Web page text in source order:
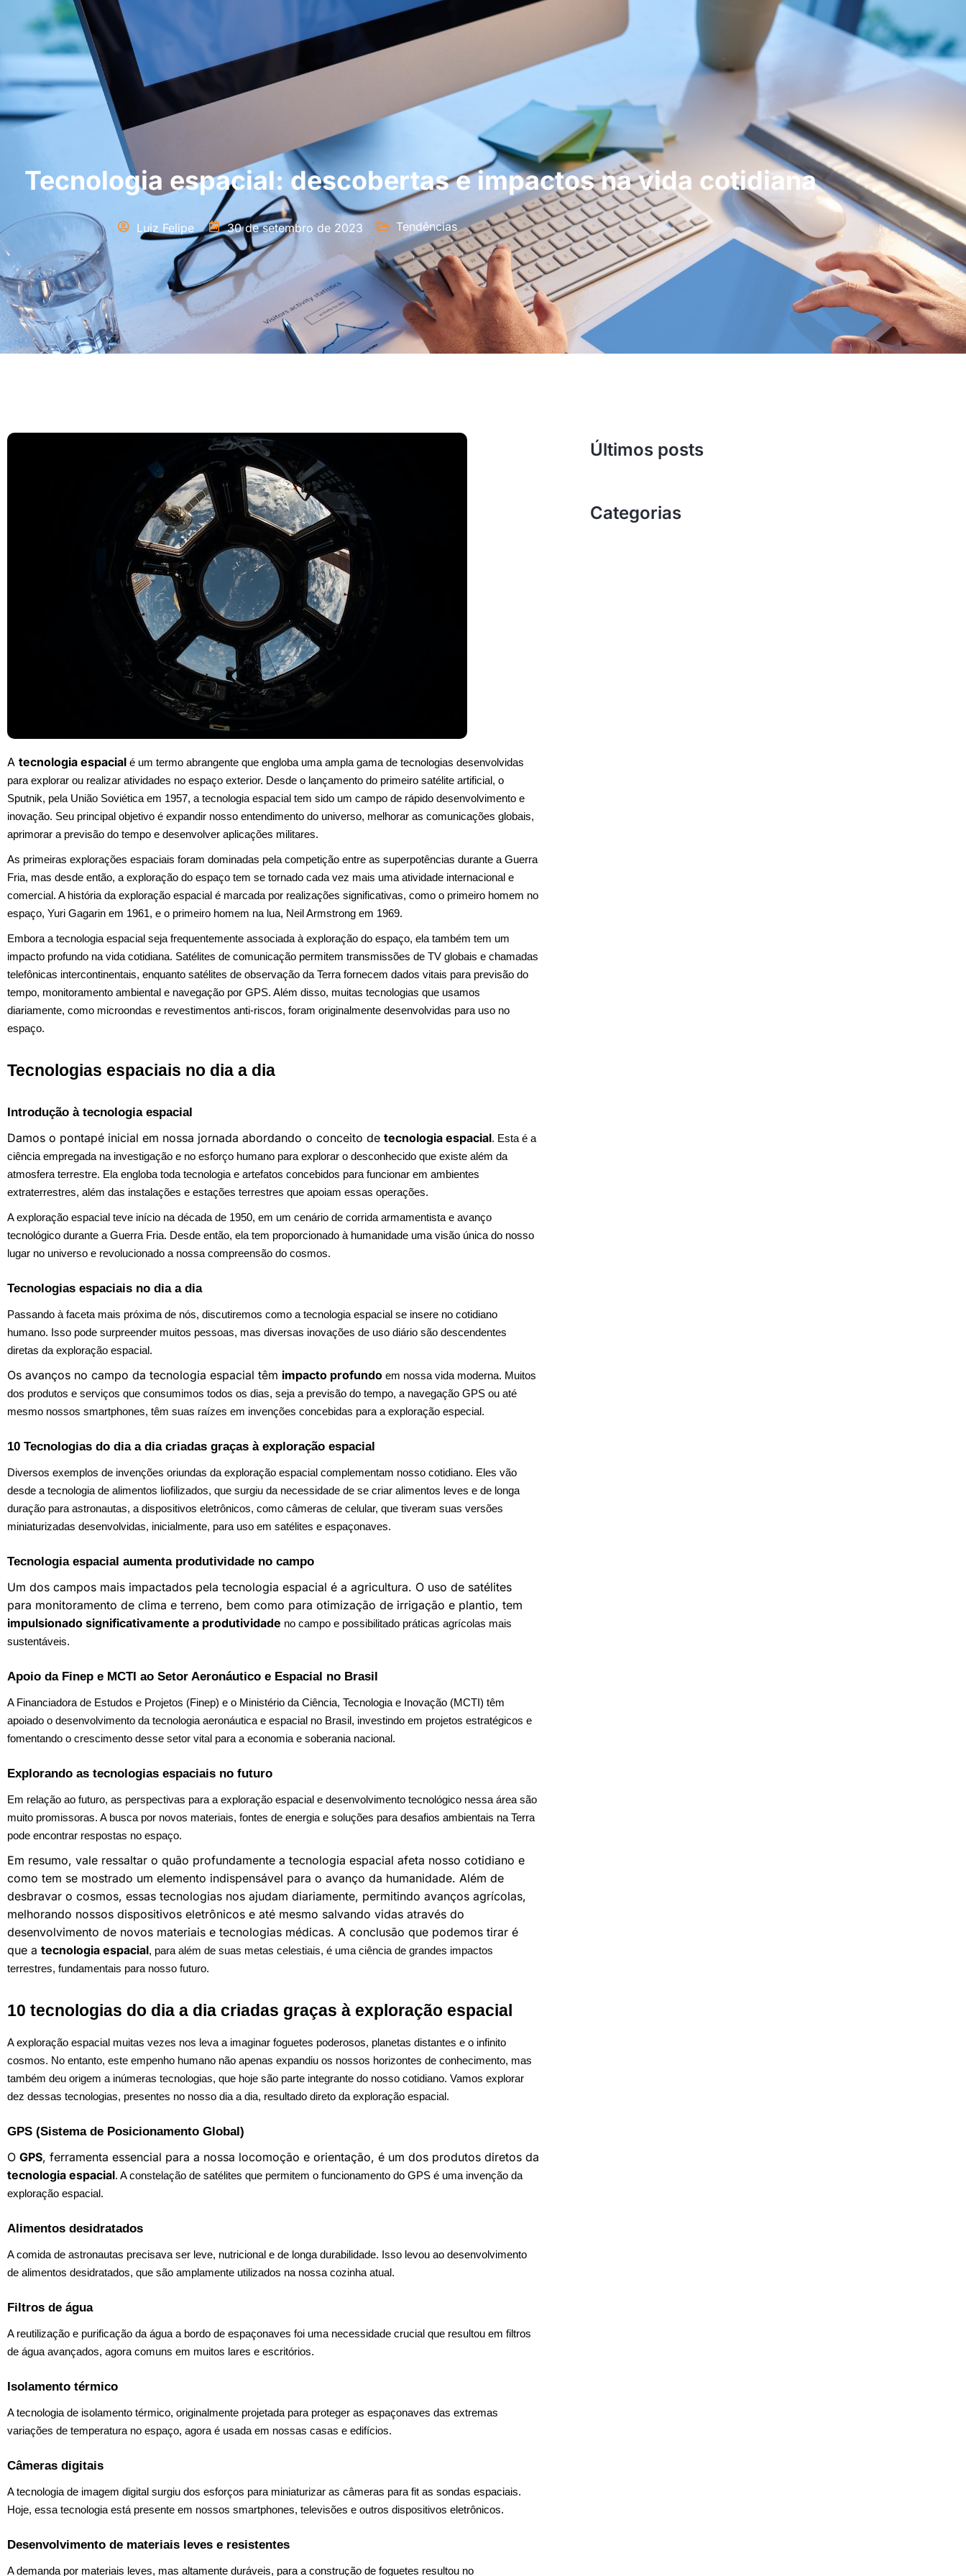
Tecnologia espacial: descobertas e impactos na vida cotidiana
Luiz Felipe 30 de setembro de 2023 Tendências
A tecnologia espacial é um termo abrangente que engloba uma ampla gama de tecnologias desenvolvidas
para explorar ou realizar atividades no espaço exterior. Desde o lançamento do primeiro satélite artificial, o
Sputnik, pela União Soviética em 1957, a tecnologia espacial tem sido um campo de rápido desenvolvimento e
inovação. Seu principal objetivo é expandir nosso entendimento do universo, melhorar as comunicações globais,
aprimorar a previsão do tempo e desenvolver aplicações militares.
As primeiras explorações espaciais foram dominadas pela competição entre as superpotências durante a Guerra
Fria, mas desde então, a exploração do espaço tem se tornado cada vez mais uma atividade internacional e
comercial. A história da exploração espacial é marcada por realizações significativas, como o primeiro homem no
espaço, Yuri Gagarin em 1961, e o primeiro homem na lua, Neil Armstrong em 1969.
Embora a tecnologia espacial seja frequentemente associada à exploração do espaço, ela também tem um
impacto profundo na vida cotidiana. Satélites de comunicação permitem transmissões de TV globais e chamadas
telefônicas intercontinentais, enquanto satélites de observação da Terra fornecem dados vitais para previsão do
tempo, monitoramento ambiental e navegação por GPS. Além disso, muitas tecnologias que usamos
diariamente, como microondas e revestimentos anti-riscos, foram originalmente desenvolvidas para uso no
espaço.
Tecnologias espaciais no dia a dia
Introdução à tecnologia espacial
Damos o pontapé inicial em nossa jornada abordando o conceito de tecnologia espacial. Esta é a
ciência empregada na investigação e no esforço humano para explorar o desconhecido que existe além da
atmosfera terrestre. Ela engloba toda tecnologia e artefatos concebidos para funcionar em ambientes
extraterrestres, além das instalações e estações terrestres que apoiam essas operações.
A exploração espacial teve início na década de 1950, em um cenário de corrida armamentista e avanço
tecnológico durante a Guerra Fria. Desde então, ela tem proporcionado à humanidade uma visão única do nosso
lugar no universo e revolucionado a nossa compreensão do cosmos.
Tecnologias espaciais no dia a dia
Passando à faceta mais próxima de nós, discutiremos como a tecnologia espacial se insere no cotidiano
humano. Isso pode surpreender muitos pessoas, mas diversas inovações de uso diário são descendentes
diretas da exploração espacial.
Os avanços no campo da tecnologia espacial têm impacto profundo em nossa vida moderna. Muitos
dos produtos e serviços que consumimos todos os dias, seja a previsão do tempo, a navegação GPS ou até
mesmo nossos smartphones, têm suas raízes em invenções concebidas para a exploração especial.
10 Tecnologias do dia a dia criadas graças à exploração espacial
Diversos exemplos de invenções oriundas da exploração espacial complementam nosso cotidiano. Eles vão
desde a tecnologia de alimentos liofilizados, que surgiu da necessidade de se criar alimentos leves e de longa
duração para astronautas, a dispositivos eletrônicos, como câmeras de celular, que tiveram suas versões
miniaturizadas desenvolvidas, inicialmente, para uso em satélites e espaçonaves.
Tecnologia espacial aumenta produtividade no campo
Um dos campos mais impactados pela tecnologia espacial é a agricultura. O uso de satélites
para monitoramento de clima e terreno, bem como para otimização de irrigação e plantio, tem
impulsionado significativamente a produtividade no campo e possibilitado práticas agrícolas mais
sustentáveis.
Apoio da Finep e MCTI ao Setor Aeronáutico e Espacial no Brasil
A Financiadora de Estudos e Projetos (Finep) e o Ministério da Ciência, Tecnologia e Inovação (MCTI) têm
apoiado o desenvolvimento da tecnologia aeronáutica e espacial no Brasil, investindo em projetos estratégicos e
fomentando o crescimento desse setor vital para a economia e soberania nacional.
Explorando as tecnologias espaciais no futuro
Em relação ao futuro, as perspectivas para a exploração espacial e desenvolvimento tecnológico nessa área são
muito promissoras. A busca por novos materiais, fontes de energia e soluções para desafios ambientais na Terra
pode encontrar respostas no espaço.
Em resumo, vale ressaltar o quão profundamente a tecnologia espacial afeta nosso cotidiano e
como tem se mostrado um elemento indispensável para o avanço da humanidade. Além de
desbravar o cosmos, essas tecnologias nos ajudam diariamente, permitindo avanços agrícolas,
melhorando nossos dispositivos eletrônicos e até mesmo salvando vidas através do
desenvolvimento de novos materiais e tecnologias médicas. A conclusão que podemos tirar é
que a tecnologia espacial, para além de suas metas celestiais, é uma ciência de grandes impactos
terrestres, fundamentais para nosso futuro.
10 tecnologias do dia a dia criadas graças à exploração espacial
A exploração espacial muitas vezes nos leva a imaginar foguetes poderosos, planetas distantes e o infinito
cosmos. No entanto, este empenho humano não apenas expandiu os nossos horizontes de conhecimento, mas
também deu origem a inúmeras tecnologias, que hoje são parte integrante do nosso cotidiano. Vamos explorar
dez dessas tecnologias, presentes no nosso dia a dia, resultado direto da exploração espacial.
GPS (Sistema de Posicionamento Global)
O GPS, ferramenta essencial para a nossa locomoção e orientação, é um dos produtos diretos da
tecnologia espacial. A constelação de satélites que permitem o funcionamento do GPS é uma invenção da
exploração espacial.
Alimentos desidratados
A comida de astronautas precisava ser leve, nutricional e de longa durabilidade. Isso levou ao desenvolvimento
de alimentos desidratados, que são amplamente utilizados na nossa cozinha atual.
Filtros de água
A reutilização e purificação da água a bordo de espaçonaves foi uma necessidade crucial que resultou em filtros
de água avançados, agora comuns em muitos lares e escritórios.
Isolamento térmico
A tecnologia de isolamento térmico, originalmente projetada para proteger as espaçonaves das extremas
variações de temperatura no espaço, agora é usada em nossas casas e edifícios.
Câmeras digitais
A tecnologia de imagem digital surgiu dos esforços para miniaturizar as câmeras para fit as sondas espaciais.
Hoje, essa tecnologia está presente em nossos smartphones, televisões e outros dispositivos eletrônicos.
Desenvolvimento de materiais leves e resistentes
A demanda por materiais leves, mas altamente duráveis, para a construção de foguetes resultou no
Últimos posts
Categorias